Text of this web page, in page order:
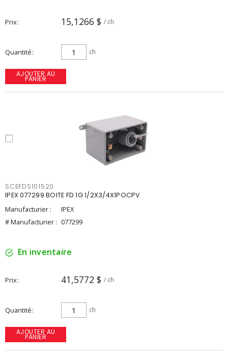
Prix 15,1266 $ / ch
Quantité ch
AJOUTER AU
PANIER
SCEFDS101520
IPEX 077299 BOITE FD 1G 1/2X3/4X1POCPV
Manufacturier :
IPEX
# Manufacturier : 077299
En inventaire
Prix 41,5772 $ / ch
Quantité ch
AJOUTER AU
PANIER